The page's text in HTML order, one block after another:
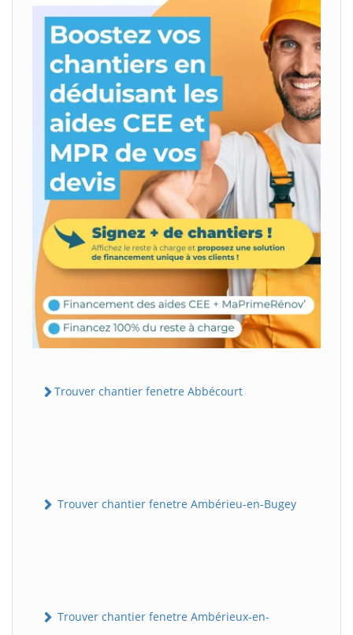
Trouver chantier fenetre Abbécourt
Trouver chantier fenetre Ambérieu-en-Bugey
Trouver chantier fenetre Ambérieux-en-